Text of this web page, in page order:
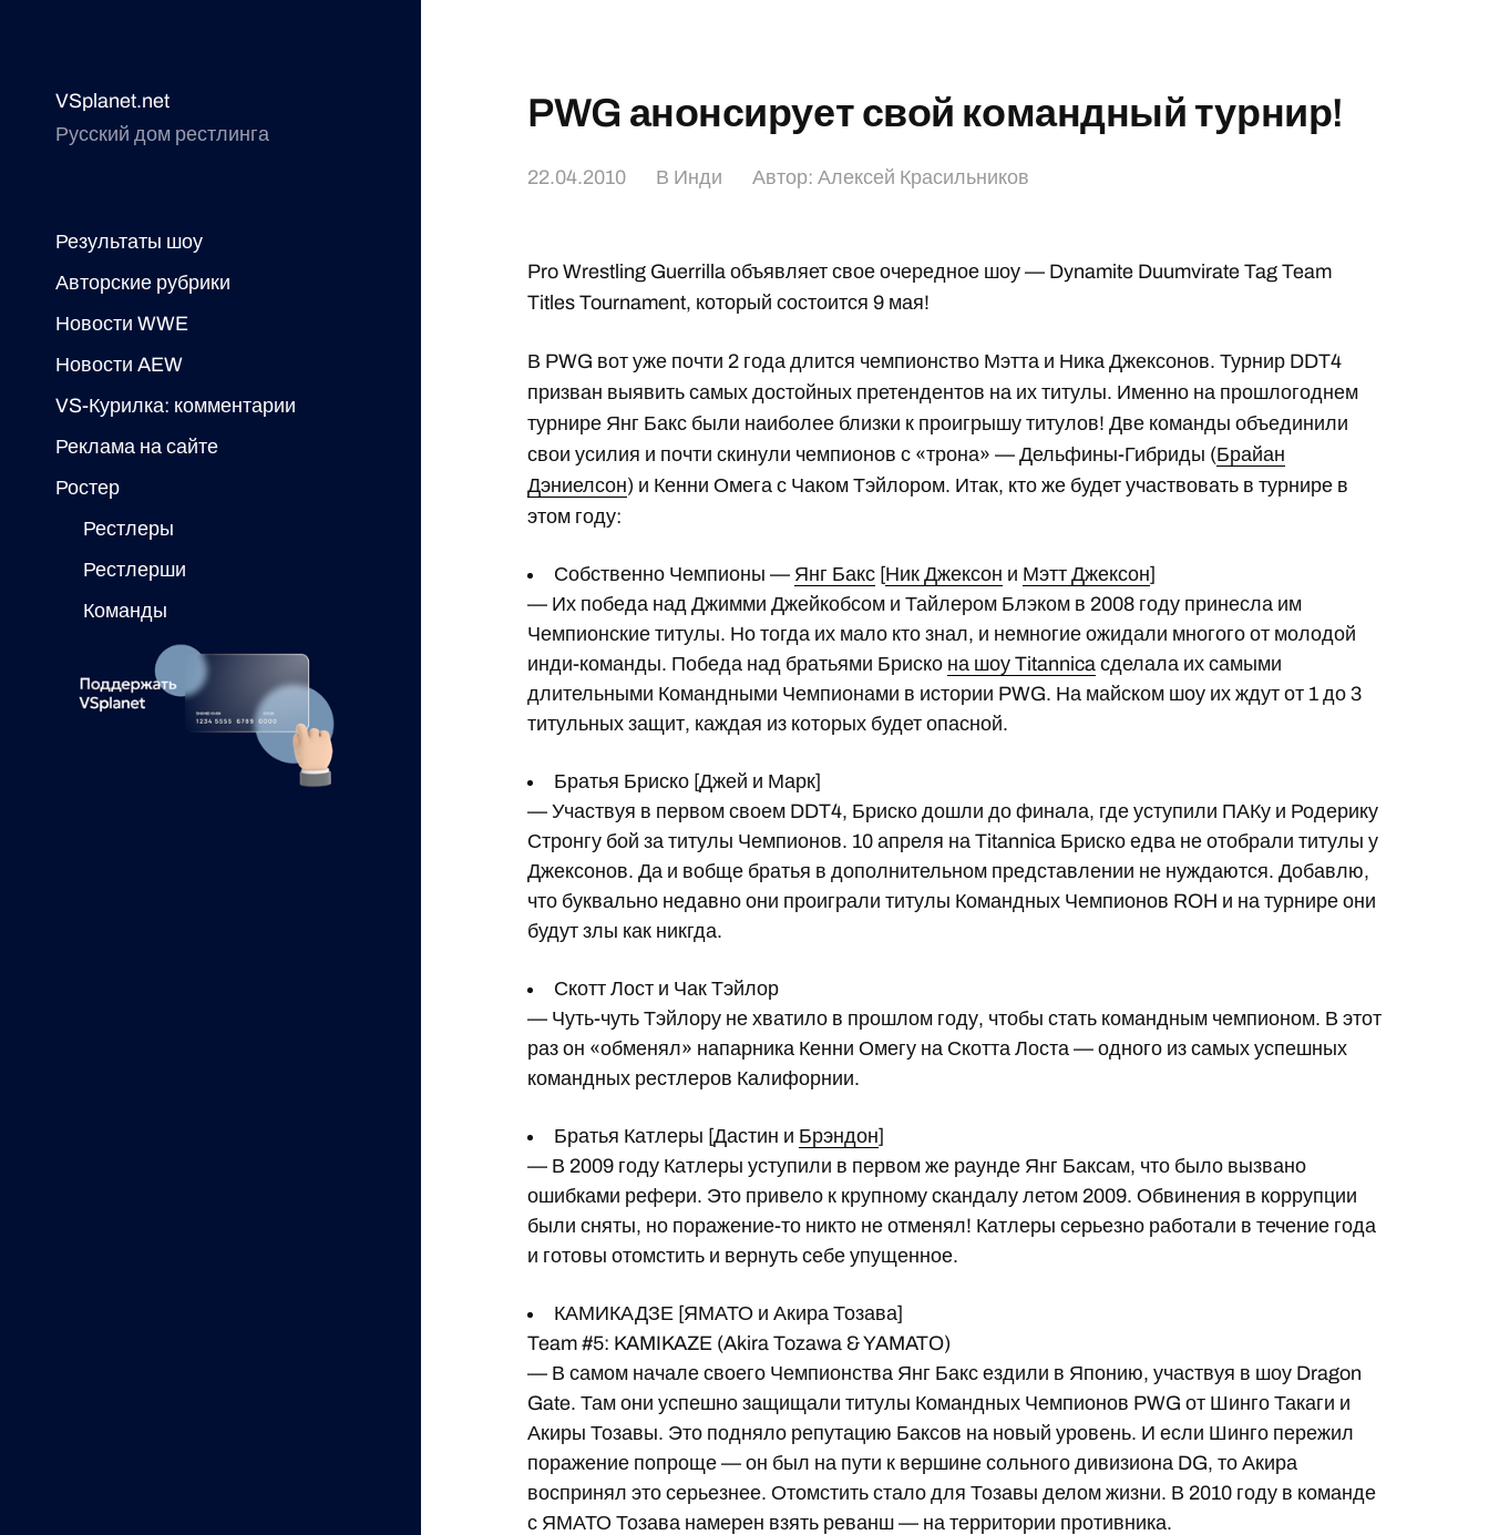
VSplanet.net
Русский дом рестлинга
Результаты шоу
Авторские рубрики
Новости WWE
Новости AEW
VS-Курилка: комментарии
Реклама на сайте
Ростер
Рестлеры
Рестлерши
Команды
PWG анонсирует свой командный турнир!
22.04.2010 В Инди Автор:Алексей Красильников
Pro Wrestling Guerrilla объявляет свое очередное шоу — Dynamite Duumvirate Tag Team
Titles Tournament, который состоится 9 мая!
В PWG вот уже почти 2 года длится чемпионство Мэтта и Ника Джексонов. Турнир DDT4
призван выявить самых достойных претендентов на их титулы. Именно на прошлогоднем
турнире Янг Бакс были наиболее близки к проигрышу титулов! Две команды объединили
свои усилия и почти скинули чемпионов с «трона» — Дельфины-Гибриды (Брайан
Дэниелсон) и Кенни Омега с Чаком Тэйлором. Итак, кто же будет участвовать в турнире в
этом году:
Собственно Чемпионы — Янг Бакс [Ник Джексон и Мэтт Джексон]
— Их победа над Джимми Джейкобсом и Тайлером Блэком в 2008 году принесла им
Чемпионские титулы. Но тогда их мало кто знал, и немногие ожидали многого от молодой
инди-команды. Победа над братьями Бриско на шоу Titannica сделала их самыми
длительными Командными Чемпионами в истории PWG. На майском шоу их ждут от 1 до 3
титульных защит, каждая из которых будет опасной.
Братья Бриско [Джей и Марк]
— Участвуя в первом своем DDT4, Бриско дошли до финала, где уступили ПАКу и Родерику
Стронгу бой за титулы Чемпионов. 10 апреля на Titannica Бриско едва не отобрали титулы у
Джексонов. Да и вобще братья в дополнительном представлении не нуждаются. Добавлю,
что буквально недавно они проиграли титулы Командных Чемпионов ROH и на турнире они
будут злы как никгда.
Скотт Лост и Чак Тэйлор
— Чуть-чуть Тэйлору не хватило в прошлом году, чтобы стать командным чемпионом. В этот
раз он «обменял» напарника Кенни Омегу на Скотта Лоста — одного из самых успешных
командных рестлеров Калифорнии.
Братья Катлеры [Дастин и Брэндон]
— В 2009 году Катлеры уступили в первом же раунде Янг Баксам, что было вызвано
ошибками рефери. Это привело к крупному скандалу летом 2009. Обвинения в коррупции
были сняты, но поражение-то никто не отменял! Катлеры серьезно работали в течение года
и готовы отомстить и вернуть себе упущенное.
КАМИКАДЗЕ [ЯМАТО и Акира Тозава]
Team #5: KAMIKAZE (Akira Tozawa & YAMATO)
— В самом начале своего Чемпионства Янг Бакс ездили в Японию, участвуя в шоу Dragon
Gate. Там они успешно защищали титулы Командных Чемпионов PWG от Шинго Такаги и
Акиры Тозавы. Это подняло репутацию Баксов на новый уровень. И если Шинго пережил
поражение попроще — он был на пути к вершине сольного дивизиона DG, то Акира
воспринял это серьезнее. Отомстить стало для Тозавы делом жизни. В 2010 году в команде
с ЯМАТО Тозава намерен взять реванш — на территории противника.